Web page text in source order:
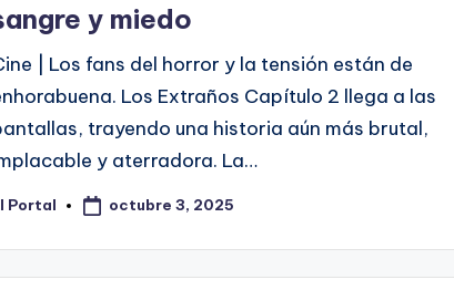
y miedo
| Los fans del horror y la tensión están de
Los Extraños Capítulo 2 llega a las
trayendo una historia aún más brutal,
y aterradora. La…
Portal octubre 3, 2025